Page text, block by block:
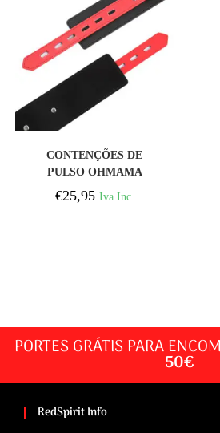
COMPRAR
CONTENÇÕES DE
PULSO OHMAMA
FETICHE FECHADO
FECHADO
€25,95 Iva Inc.
PORTES GRÁTIS PARA
50€
RedSpirit Info